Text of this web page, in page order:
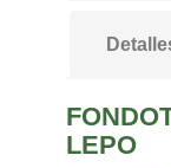
LEPO